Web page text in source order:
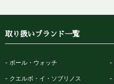
取り扱いブランド一覧
ボール・ウォッチ
クエルボ・イ・ソブリノス